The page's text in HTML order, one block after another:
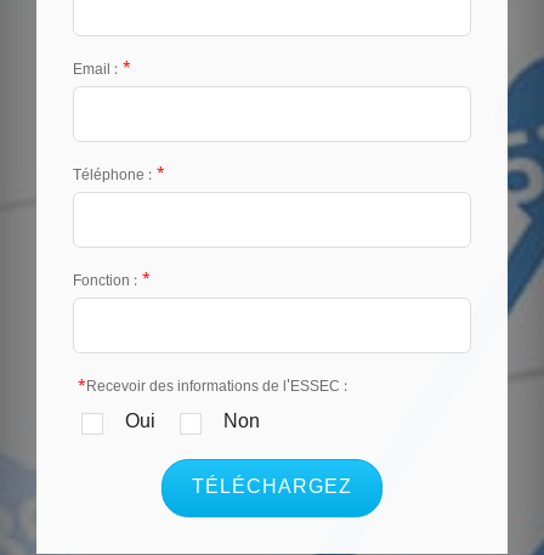
*
Email :
*
Téléphone :
*
Fonction :
*Recevoir des informations de l'ESSEC :
Oui Non
TÉLÉCHARGEZ